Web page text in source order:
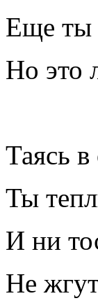
Еще ты
Но это
Таясь
Ты
И ни
Не